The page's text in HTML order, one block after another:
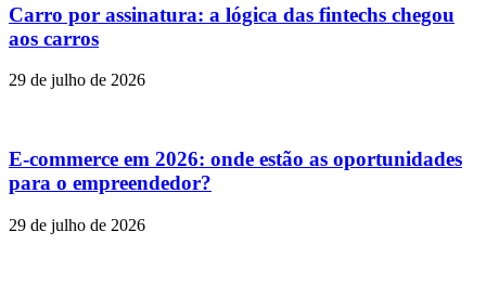
Carro por assinatura: a lógica das fintechs chegou
aos carros
29 de julho de 2026
E-commerce em 2026: onde estão as oportunidades
para o empreendedor?
29 de julho de 2026